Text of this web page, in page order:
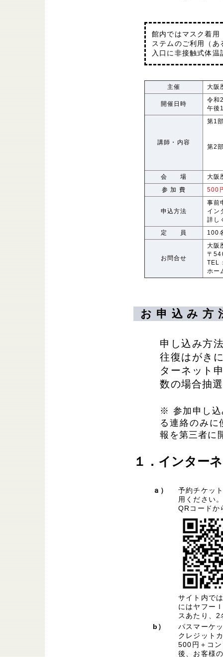
館内ではマスク着用
ステムのご利用（
入口に非接触式体
主催 大阪
開催日時
令和
午後
講師・内容
第1
第2
会 場
大
参 加 費
500
申込方法
事前
イン
詳し
定 員
100
お問合せ
大阪
〒
TEL
ホー
お申込み方
申し込み方
往復はがき
ターネット
数の場合抽
※ 参加申し込
る連絡のみに
報を第三者に
１．インター
ａ）
予約チケッ
用ください
QRコードか
サイト内で
にはヤフー
スあたり、
b）
パスマーケ
クレジット
500円＋コ
後、お客様